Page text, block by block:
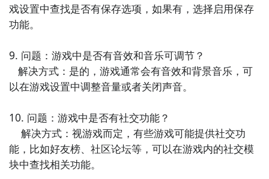
3
下载轨道滚球电脑版的程序安装包
1）安装完毕之后，进入猩猩助手中的精品聚焦页面，在
搜索栏中输入“轨道滚球”，就会出现这款游戏的最新电
脑版程序安装包。点击下载，耐心等待下载安装完毕
后，就可以在我的游戏中出现了相应的轨道滚球图标
啦。​
2）重点贴士：有时候猩猩助手还没来得及更新最新的轨
道滚球安装包，小伙伴们可能就没办法在精品聚焦中搜
索到相应的游戏。不过没关系，大家可以进入九游专区
下载轨道滚球的apk文件到电脑上，然后打开猩猩助
戏设置中查找是否有保存选项，如果有，选择启用保存
功能。
9. 问题：游戏中是否有音效和音乐可调节？
以在游戏设置中调整音量或者关闭声音。
10. 问题：游戏中是否有社交功能？
能，比如好友榜、社区论坛等，可以在游戏内的社交模
块中查找相关功能。